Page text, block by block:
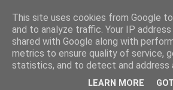
Avoin blogiskelija
This site uses cookies from Google
and to analyze traffic. Your IP
shared with Google along with
metrics to ensure quality of service,
statistics, and to detect and address
LEARN MORE